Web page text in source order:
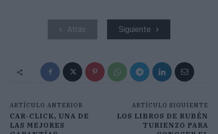
Atrás Siguiente
ARTÍCULO ANTERIOR
CAR-CLICK, UNA DE
LAS MEJORES
ARTÍCULO SIGUIENTE
LOS LIBROS DE RUBÉN
TURIENZO PARA